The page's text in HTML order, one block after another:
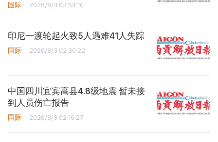
国际 2026/8/3 03:54:10
印尼一渡轮起火致5人遇难41人失踪
国际 2026/8/3 02:30:22
中国四川宜宾高县4.8级地震 暂未接
到人员伤亡报告
国际 2026/8/3 02:16:27